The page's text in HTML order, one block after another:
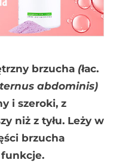
brzucha (łac.
abdominis)
i szeroki, z
niż z tyłu. Leży w
brzucha
funkcje.